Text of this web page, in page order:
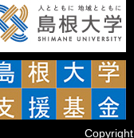
Copyright